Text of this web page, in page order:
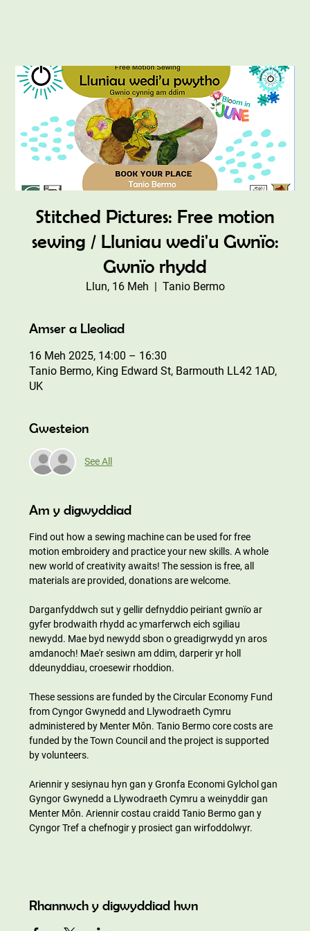
Stitched Pictures: Free motion
sewing / Lluniau wedi'u Gwnïo:
Gwnïo rhydd
Llun, 16 Meh
  |
Tanio Bermo
Amser a Lleoliad
16 Meh 2025, 14:00 – 16:30
Tanio Bermo, King Edward St, Barmouth LL42 1AD,
UK
Gwesteion
See All
Am y digwyddiad
Find out how a sewing machine can be used for free
motion embroidery and practice your new skills. A whole
new world of creativity awaits! The session is free, all
materials are provided, donations are welcome.
Darganfyddwch sut y gellir defnyddio peiriant gwnïo ar
gyfer brodwaith rhydd ac ymarferwch eich sgiliau
newydd. Mae byd newydd sbon o greadigrwydd yn aros
amdanoch! Mae'r sesiwn am ddim, darperir yr holl
ddeunyddiau, croesewir rhoddion.
These sessions are funded by the Circular Economy Fund
from Cyngor Gwynedd and Llywodraeth Cymru
administered by Menter Môn. Tanio Bermo core costs are
funded by the Town Council and the project is supported
by volunteers.
Ariennir y sesiynau hyn gan y Gronfa Economi Gylchol gan
Gyngor Gwynedd a Llywodraeth Cymru a weinyddir gan
Menter Môn. Ariennir costau craidd Tanio Bermo gan y
Cyngor Tref a chefnogir y prosiect gan wirfoddolwyr.
Rhannwch y digwyddiad hwn